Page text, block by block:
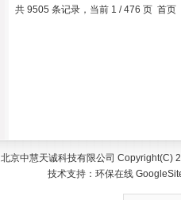
共 9505 条记录，当前 1 / 476 页 首
北京中慧天诚科技有限公司
技术支持： 环保在线